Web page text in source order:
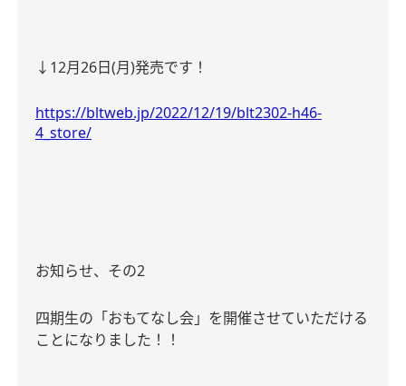
↓12月26日(月)発売です！
https://bltweb.jp/2022/12/19/blt2302-h46-
4_store/
お知らせ、その2
四期生の「おもてなし会」を開催させていただける
ことになりました！！